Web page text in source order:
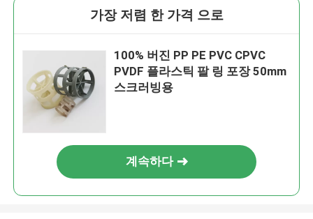
가장 저렴 한 가격 으로
100% 버진 PP PE PVC CPVC
PVDF 플라스틱 팔 링 포장 50mm
스크러빙용
계속하다